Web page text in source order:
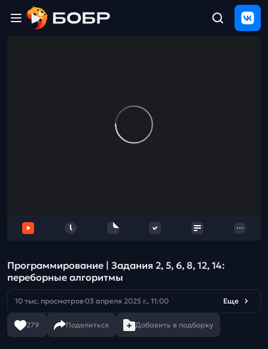
отзыв
Программирование | Задания 2, 5, 6, 8, 12, 14:
переборные алгоритмы
10 тыс. просмотров 03 апреля 2025 г., 11:00 Еще
279 Поделиться Добавить в подборку